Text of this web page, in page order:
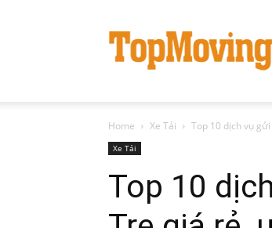
Home Xe Tải Top 10 dịch vụ
Xe Tải
Top 10